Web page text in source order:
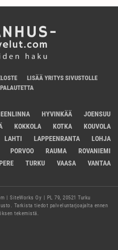
LISÄÄ YRITYS SIVUSTOLLE
HYVINKÄÄ
JOENSUU
KOKKOLA KOTKA
KOUVOLA
LAHTI LAPPEENRANTA
LOHJA
PORVOO RAUMA
ROVANIEMI
TURKU VAASA VANTAA
| SiteWorks Oy | PL 79, 20521 Turku
Tarkista tiedot palveluntarjoajalta ennen
tekemistä.